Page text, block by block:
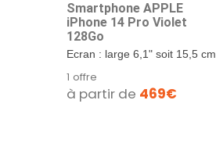
Smartphone APPLE
iPhone 14 Pro Violet
128Go
Ecran : large 6,1" soit 15,5 cm
1 offre
à partir de 469€